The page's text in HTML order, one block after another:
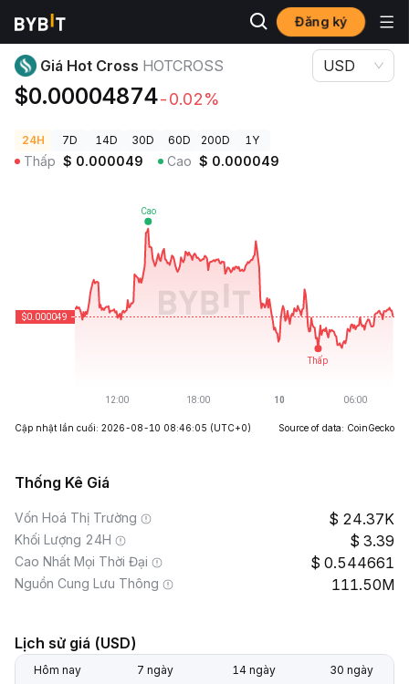
Đăng ký
Giá Tiền Điện Tử Giá Hot Cross HOTCROSS
Giá Hot Cross HOTCROSS
$0.00004874-0.02%
USD
24H 7D 14D 30D 60D 200D 1Y
Thấp $ 0.000049 Cao $ 0.000049
Cập nhật lần cuối: 2026-08-10 08:46:05 (UTC+0) Source of data: CoinGecko
Thống Kê Giá
Vốn Hoá Thị Trường 24.37K
Khối Lượng 24H 3.39
Cao Nhất Mọi Thời Đại 0.544661
Nguồn Cung Lưu Thông 111.50M
Lịch sử giá (USD)
Hôm nay 7 ngày 14 ngày 30 ngày